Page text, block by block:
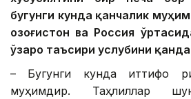
бугунги кунда қанчалик
Қозоғистон ва Россия
ўзаро таъсири услубини
– Бугунги кунда иттифоқ
муҳимдир. Таҳлиллар